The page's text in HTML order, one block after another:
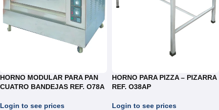
HORNO MODULAR PARA PAN
CUATRO BANDEJAS REF. O78A
Login to see prices
HORNO PARA PIZZA – PIZARRA
REF. O38AP
Login to see prices